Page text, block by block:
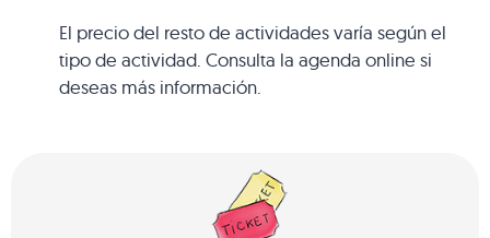
El precio del resto de actividades varía según el
tipo de actividad. Consulta la agenda online si
deseas más información.